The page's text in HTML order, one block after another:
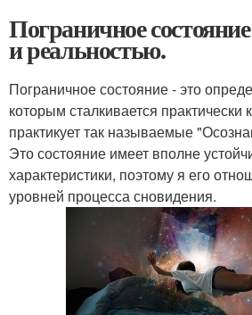
Пограничное
и реальностью.
Пограничное состояние - это
которым сталкивается практически
практикует так называемые
Это состояние имеет вполне
характеристики, поэтому я его
уровней процесса сновидения.